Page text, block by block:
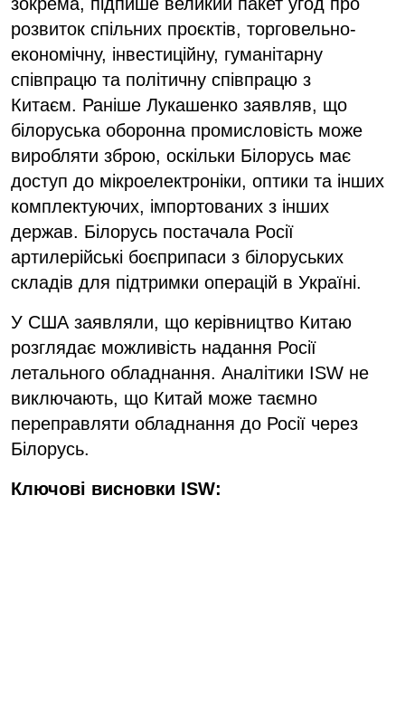
розвиток спільних проєктів, торговельно-
економічну, інвестиційну, гуманітарну
співпрацю та політичну співпрацю з
Китаєм. Раніше Лукашенко заявляв, що
білоруська оборонна промисловість може
виробляти зброю, оскільки Білорусь має
доступ до мікроелектроніки, оптики та інших
комплектуючих, імпортованих з інших
держав. Білорусь постачала Росії
артилерійські боєприпаси з білоруських
складів для підтримки операцій в Україні.
У США заявляли, що керівництво Китаю
розглядає можливість надання Росії
летального обладнання. Аналітики ISW не
виключають, що Китай може таємно
переправляти обладнання до Росії через
Білорусь.
Ключові висновки ISW: